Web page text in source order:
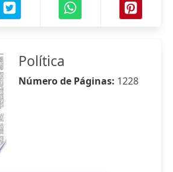
Política
Número de Páginas: 1228